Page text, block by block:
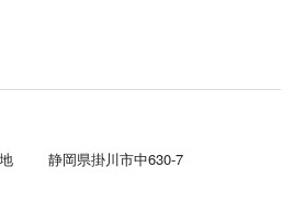
静岡県掛川市中630-7